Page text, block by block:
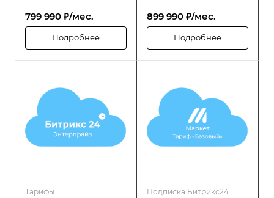
для компаний с большой
сотрудников (до 8000
надёжность и гибкость в
управлении
распределённой
структурой.
799 990 ₽/мес.
Подробнее
для компаний с большой
сотрудников (до 9000
надёжность и гибкость в
управлении
распределённой
структурой.
899 990 ₽/мес.
Подробнее
Тарифы
Подписка Битрикс24